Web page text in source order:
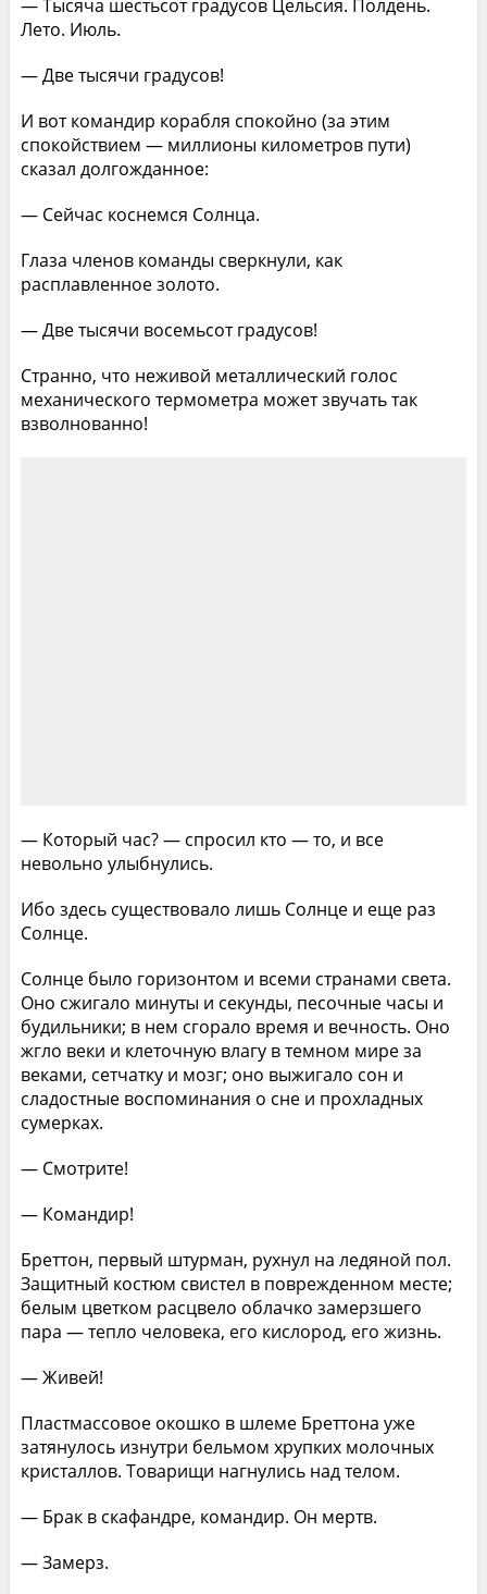
— Тысяча шестьсот градусов Цельсия. Полдень.
Лето. Июль.
— Две тысячи градусов!
И вот командир корабля спокойно (за этим
спокойствием — миллионы километров пути)
сказал долгожданное:
— Сейчас коснемся Солнца.
Глаза членов команды сверкнули, как
расплавленное золото.
— Две тысячи восемьсот градусов!
Странно, что неживой металлический голос
механического термометра может звучать так
взволнованно!
— Который час? — спросил кто — то, и все
невольно улыбнулись.
Ибо здесь существовало лишь Солнце и еще раз
Солнце.
Солнце было горизонтом и всеми странами света.
Оно сжигало минуты и секунды, песочные часы и
будильники; в нем сгорало время и вечность. Оно
жгло веки и клеточную влагу в темном мире за
веками, сетчатку и мозг; оно выжигало сон и
сладостные воспоминания о сне и прохладных
сумерках.
— Смотрите!
— Командир!
Бреттон, первый штурман, рухнул на ледяной пол.
Защитный костюм свистел в поврежденном месте;
белым цветком расцвело облачко замерзшего
пара — тепло человека, его кислород, его жизнь.
— Живей!
Пластмассовое окошко в шлеме Бреттона уже
затянулось изнутри бельмом хрупких молочных
кристаллов. Товарищи нагнулись над телом.
— Брак в скафандре, командир. Он мертв.
— Замерз.